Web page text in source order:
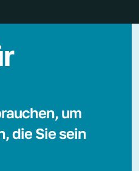
um
die Sie sein